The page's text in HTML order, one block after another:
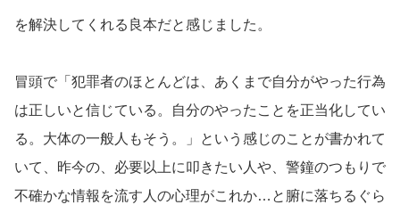
を解決してくれる良本だと感じました。
冒頭で「犯罪者のほとんどは、あくまで自分がやった行為
は正しいと信じている。自分のやったことを正当化してい
る。大体の一般人もそう。」という感じのことが書かれて
いて、昨今の、必要以上に叩きたい人や、警鐘のつもりで
不確かな情報を流す人の心理がこれか…と腑に落ちるぐら